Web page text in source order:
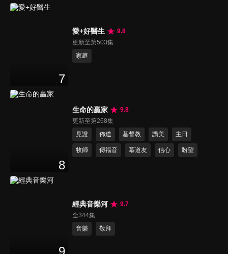
7
愛+好醫生
9.8
更新至第503集
家庭
8
生命的贏家
9.8
更新至第268集
見證
佈道 基督教 讚美 主日
牧師 傳福音 慕道友 信心 盼望
經典音樂河
9.7
全344集
音樂
敬拜